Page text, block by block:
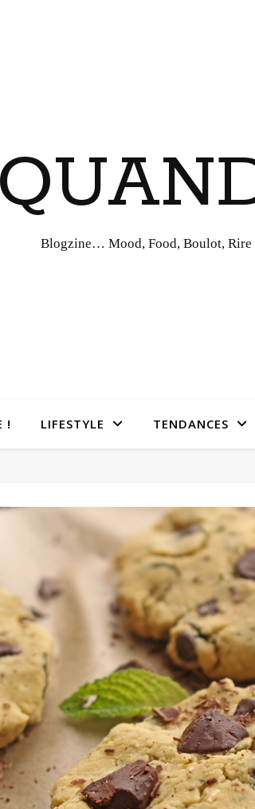
Blogzine… Mood, Food, Boulot, Rire
! LIFESTYLE TENDANCES